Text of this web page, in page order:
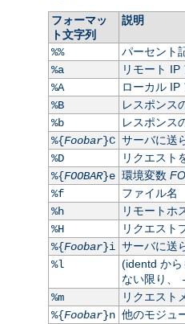
フォーマッ
ト文字列
説明
%%
パーセント
%a
リモート IP
%A
ローカル IP
%B
レスポンス
%b
レスポンス
%{Foobar}C サーバに送
%D
リクエスト
%{FOOBAR}e 環境変数
%f
ファイル名
%h
リモートホ
%H
リクエスト
%{Foobar}i サーバに送
%l
(identd から
ない限り、
%m
リクエスト
%{Foobar}n 他のモジュ